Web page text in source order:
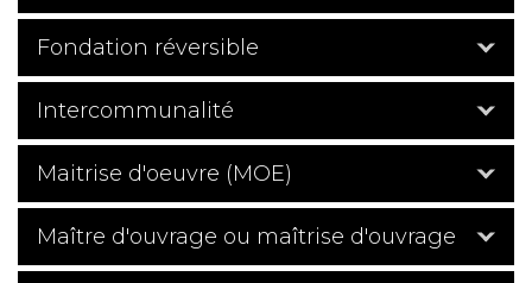
Fondation réversible
Intercommunalité
Maitrise d'oeuvre (MOE)
Maître d'ouvrage ou maîtrise d'ouvrage